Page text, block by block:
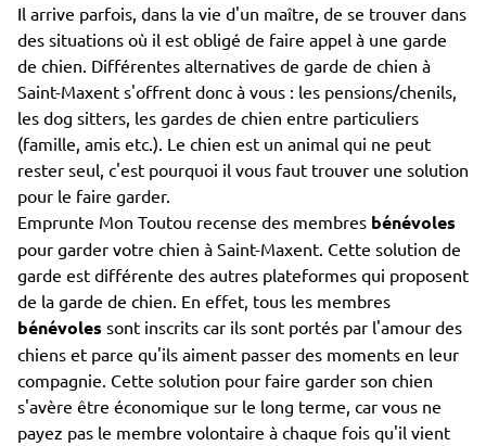
Il arrive parfois, dans la vie d'un maître, de se trouver dans
des situations où il est obligé de faire appel à une garde
de chien. Différentes alternatives de garde de chien à
Saint-Maxent s'offrent donc à vous : les pensions/chenils,
les dog sitters, les gardes de chien entre particuliers
(famille, amis etc.). Le chien est un animal qui ne peut
rester seul, c'est pourquoi il vous faut trouver une solution
pour le faire garder.
Emprunte Mon Toutou recense des membres bénévoles
pour garder votre chien à Saint-Maxent. Cette solution de
garde est différente des autres plateformes qui proposent
de la garde de chien. En effet, tous les membres
bénévoles sont inscrits car ils sont portés par l'amour des
chiens et parce qu'ils aiment passer des moments en leur
compagnie. Cette solution pour faire garder son chien
s'avère être économique sur le long terme, car vous ne
payez pas le membre volontaire à chaque fois qu'il vient